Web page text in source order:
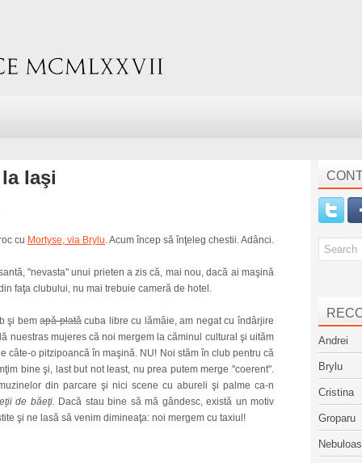
Iaşi
cu Mortyse, via Brylu. Acum încep să înţeleg chestii. Adânci.
"nevasta" unui prieten a zis că, mai nou, dacă ai maşină
faţa clubului, nu mai trebuie cameră de hotel.
şi bemapă platăcuba libre cu lămâie, am negat cu îndârjire
nuestras mujeres că noi mergem la căminul cultural şi uităm
câte-o pitzipoancă în maşină. NU! Noi stăm în club pentru că
bine şi, last but not least, nu prea putem merge "coerent".
din parcare şi nici scene cu abureli şi palme ca-n
de băeţi. Dacă stau bine să mă gândesc, există un motiv
şi ne lasă să venim dimineaţa: noi mergem cu taxiul!
Andrei
Brylu
Cristina
Groparu